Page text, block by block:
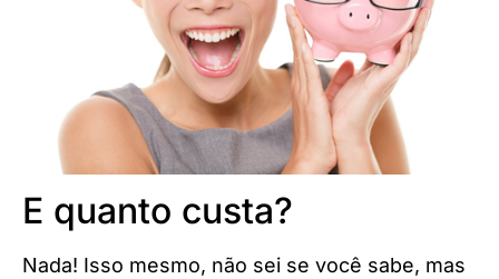
E quanto custa?
Nada! Isso mesmo, não sei se você sabe, mas